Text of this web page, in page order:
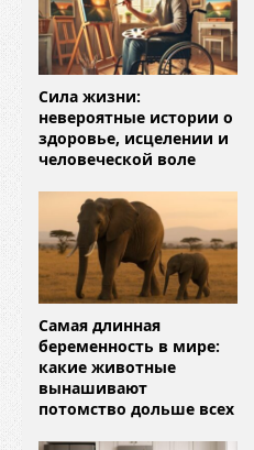
Сила жизни:
невероятные истории о
здоровье, исцелении и
человеческой воле
Самая длинная
беременность в мире:
какие животные
вынашивают
потомство дольше всех